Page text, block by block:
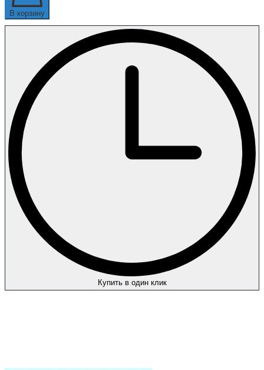
В корзину
Купить в один клик